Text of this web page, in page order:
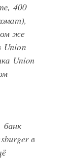
400
же
Union
Union
банк
в